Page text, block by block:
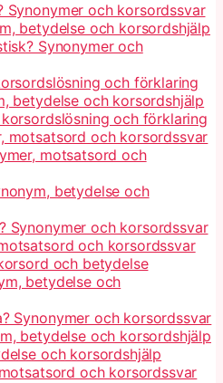
Synonymer och korsordssvar
betydelse och korsordshjälp
Synonymer och
och förklaring
betydelse och korsordshjälp
och förklaring
motsatsord och korsordssvar
motsatsord och
betydelse och
Synonymer och korsordssvar
och korsordssvar
och betydelse
betydelse och
Synonymer och korsordssvar
betydelse och korsordshjälp
och korsordshjälp
och korsordssvar